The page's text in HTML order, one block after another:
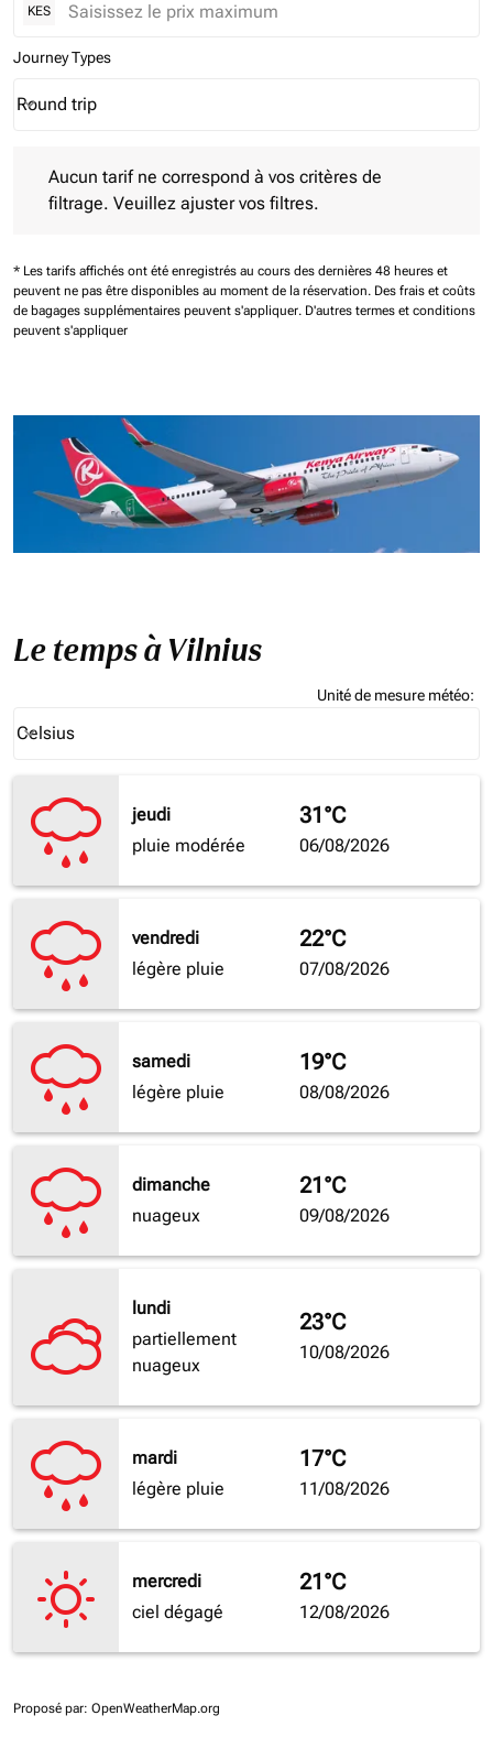
KES
Journey Types
Journey Types option Round trip Selected
Round trip
keyboard_arrow_down
Aucun tarif ne correspond à vos critères de
filtrage. Veuillez ajuster vos filtres.
* Les tarifs affichés ont été enregistrés au cours des dernières 48 heures et
peuvent ne pas être disponibles au moment de la réservation. Des frais et coûts
de bagages supplémentaires peuvent s'appliquer. D'autres termes et conditions
peuvent s'appliquer
Le temps à Vilnius
Unité de mesure météo:
Celsius
keyboard_arrow_down
jeudi
pluie modérée
31°C
06/08/2026
vendredi
légère pluie
22°C
07/08/2026
samedi
légère pluie
19°C
08/08/2026
dimanche
nuageux
21°C
09/08/2026
lundi
partiellement
nuageux
23°C
10/08/2026
mardi
légère pluie
17°C
11/08/2026
mercredi
ciel dégagé
21°C
12/08/2026
Proposé par: OpenWeatherMap.org